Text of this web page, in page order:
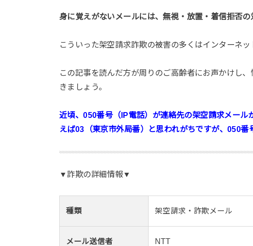
身に覚えがないメールには、無視・放置・着信拒否
こういった架空請求詐欺の被害の多くはインターネッ
この記事を読んだ方が周りのご高齢者にお声かけし
きましょう。
近頃、050番号（IP電話）が連絡先の架空請求メー
えば03（東京市外局番）と思われがちですが、050番
▼詐欺の詳細情報▼
種類 架空請求・詐欺メール
メール送信者 NTT